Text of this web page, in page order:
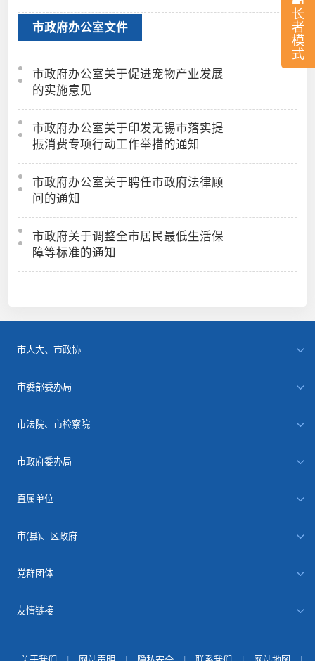
长
者
模
式
市政府办公室文件
市政府办公室关于促进宠物产业发展
的实施意见
市政府办公室关于印发无锡市落实提
振消费专项行动工作举措的通知
市政府办公室关于聘任市政府法律顾
问的通知
市政府关于调整全市居民最低生活保
障等标准的通知
市人大、市政协
市委部委办局
市法院、市检察院
市政府委办局
直属单位
市(县)、区政府
党群团体
友情链接